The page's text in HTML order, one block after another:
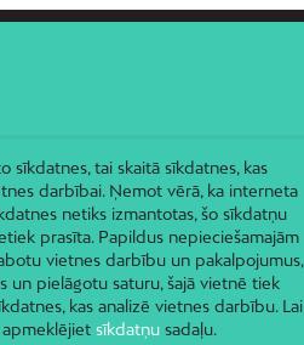
sīkdatnes, tai skaitā sīkdatnes, kas
darbībai. Ņemot vērā, ka interneta
netiks izmantotas, šo sīkdatņu
prasīta. Papildus nepieciešamajām
vietnes darbību un pakalpojumus,
un pielāgotu saturu, šajā vietnē tiek
kas analizē vietnes darbību. Lai
apmeklējietsīkdatņu sadaļu.